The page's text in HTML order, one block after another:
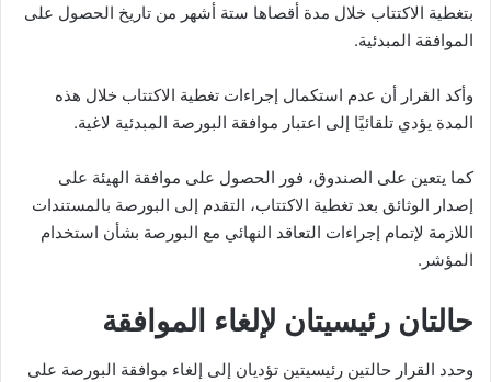
بتغطية الاكتتاب خلال مدة أقصاها ستة أشهر من تاريخ الحصول على
الموافقة المبدئية.
وأكد القرار أن عدم استكمال إجراءات تغطية الاكتتاب خلال هذه
المدة يؤدي تلقائيًا إلى اعتبار موافقة البورصة المبدئية لاغية.
كما يتعين على الصندوق، فور الحصول على موافقة الهيئة على
إصدار الوثائق بعد تغطية الاكتتاب، التقدم إلى البورصة بالمستندات
اللازمة لإتمام إجراءات التعاقد النهائي مع البورصة بشأن استخدام
المؤشر.
حالتان رئيسيتان لإلغاء الموافقة
وحدد القرار حالتين رئيسيتين تؤديان إلى إلغاء موافقة البورصة على